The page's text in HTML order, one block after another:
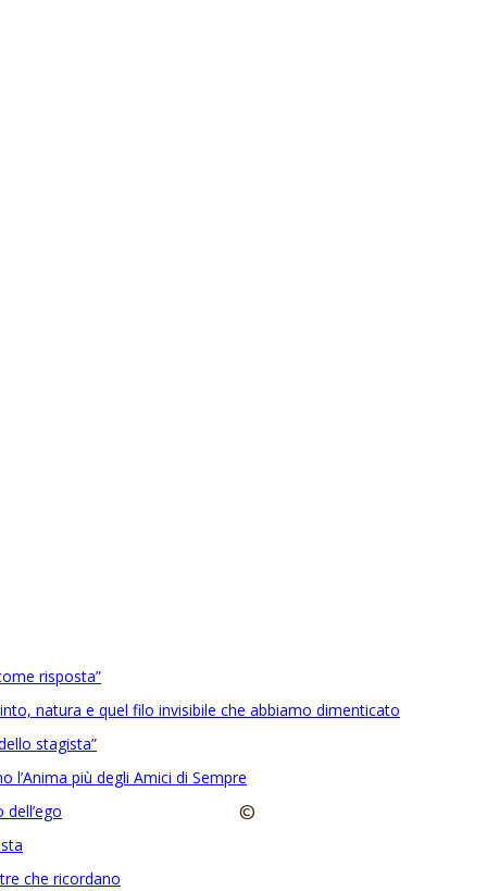
©
risposta”
natura e quel filo invisibile che abbiamo dimenticato
stagista”
l’Anima più degli Amici di Sempre
che ricordano